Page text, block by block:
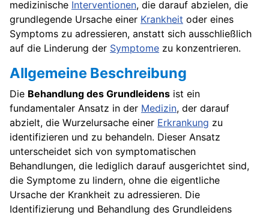
medizinische Interventionen, die darauf abzielen, die
grundlegende Ursache einer Krankheit oder eines
Symptoms zu adressieren, anstatt sich ausschließlich
auf die Linderung der Symptome zu konzentrieren.
Allgemeine Beschreibung
Die Behandlung des Grundleidens ist ein
fundamentaler Ansatz in der Medizin, der darauf
abzielt, die Wurzelursache einer Erkrankung zu
identifizieren und zu behandeln. Dieser Ansatz
unterscheidet sich von symptomatischen
Behandlungen, die lediglich darauf ausgerichtet sind,
die Symptome zu lindern, ohne die eigentliche
Ursache der Krankheit zu adressieren. Die
Identifizierung und Behandlung des Grundleidens